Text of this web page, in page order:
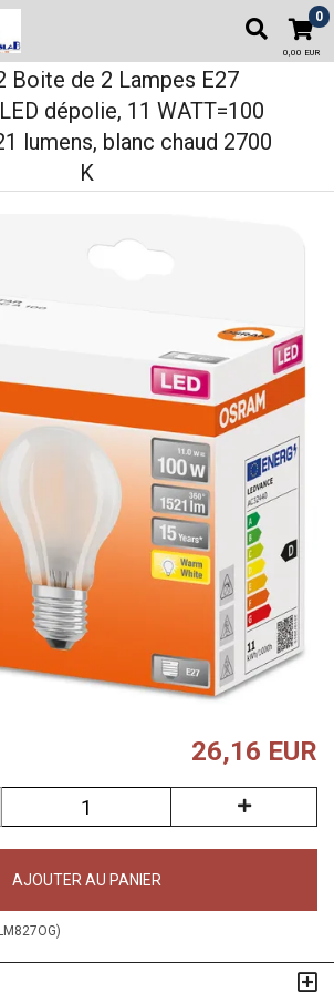
0
0,00 EUR
Boite de 2 Lampes E27
dépolie, 11 WATT=100
lumens, blanc chaud 2700
K
26,16 EUR
AJOUTER AU PANIER
)